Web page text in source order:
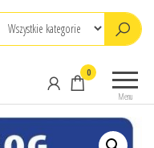
Menu
0